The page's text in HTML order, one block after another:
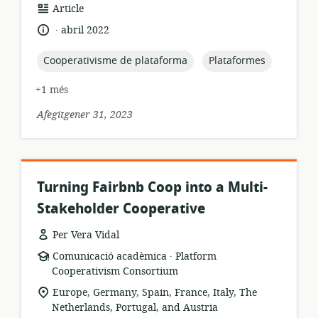
format
dels
recursos:
Article
idioma:
.
data
publicació:
abril 2022
topic:
Cooperativisme de plataforma topic:
Plataformes
+1 més
Afegitgener 31, 2023
Turning Fairbnb Coop into a Multi-
Stakeholder Cooperative
Per Vera Vidal
format
dels
recursos:
Comunicació acadèmica .
publicador:
Platform
Cooperativism Consortium
ubicació
rellevant:
Europe, Germany, Spain, France, Italy, The
Netherlands, Portugal, and Austria